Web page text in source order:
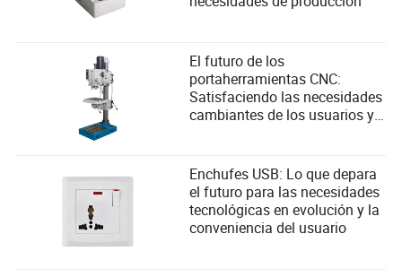
El futuro de los
portaherramientas CNC:
Satisfaciendo las necesidades
cambiantes de los usuarios y
tecnológicos
Enchufes USB: Lo que depara
el futuro para las necesidades
tecnológicas en evolución y la
conveniencia del usuario